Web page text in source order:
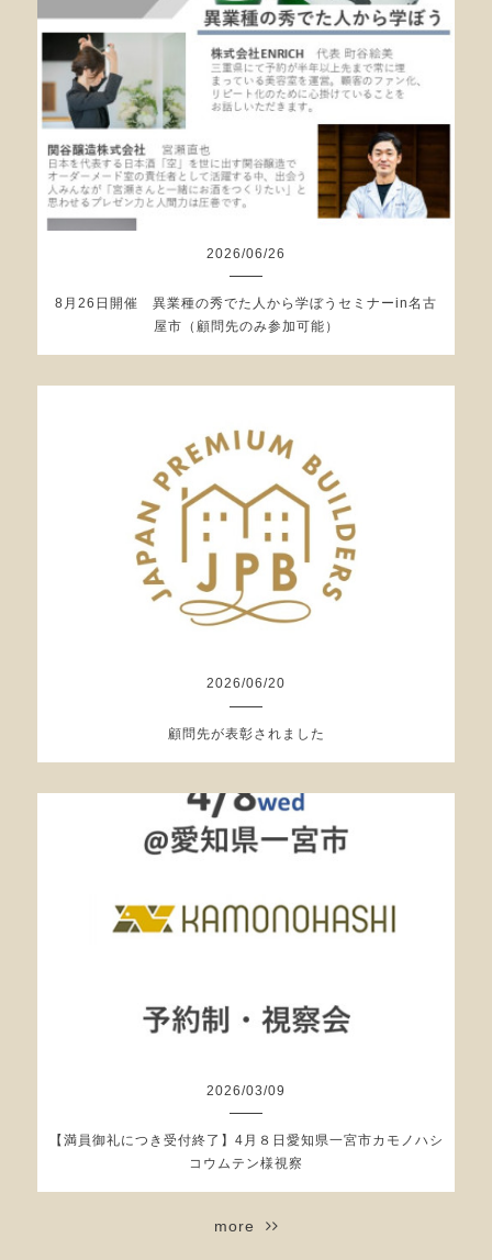
2026/06/26
8月26日開催 異業種の秀でた人から学ぼうセミナーin名古
屋市（顧問先のみ参加可能）
2026/06/20
顧問先が表彰されました
2026/03/09
【満員御礼につき受付終了】4月８日愛知県一宮市カモノハシ
コウムテン様視察
more